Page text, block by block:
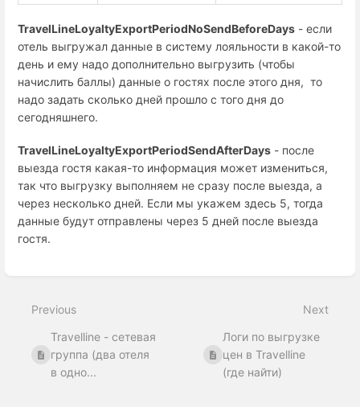
TravelLineLoyaltyExportPeriodNoSendBeforeDays - если
отель выгружал данные в систему лояльности в какой-то
день и ему надо дополнительно выгрузить (чтобы
начислить баллы) данные о гостях после этого дня, то
надо задать сколько дней прошло с того дня до
сегодняшнего.
TravelLineLoyaltyExportPeriodSendAfterDays - после
выезда гостя какая-то информация может измениться,
так что выгрузку выполняем не сразу после выезда, а
через несколько дней. Если мы укажем здесь 5, тогда
данные будут отправлены через 5 дней после выезда
гостя.
mode
Previous
Travelline - сетевая
группа (два отеля
в одно...
Next
Логи по выгрузке
цен в Travelline
(где найти)